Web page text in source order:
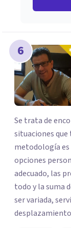
6
Se trata de
situaciones que
metodología es
opciones
adecuado, las
todo y la suma de sus partes.
ser variada,